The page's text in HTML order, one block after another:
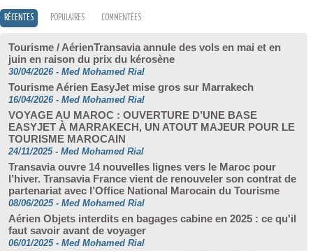
RÉCENTES POPULAIRES COMMENTÉES
Tourisme / AérienTransavia annule des vols en mai et en
juin en raison du prix du kérosène
30/04/2026 - Med Mohamed Rial
Tourisme Aérien EasyJet mise gros sur Marrakech
16/04/2026 - Med Mohamed Rial
VOYAGE AU MAROC : OUVERTURE D’UNE BASE
EASYJET À MARRAKECH, UN ATOUT MAJEUR POUR LE
TOURISME MAROCAIN
24/11/2025 - Med Mohamed Rial
Transavia ouvre 14 nouvelles lignes vers le Maroc pour
l’hiver. Transavia France vient de renouveler son contrat de
partenariat avec l’Office National Marocain du Tourisme
08/06/2025 - Med Mohamed Rial
Aérien Objets interdits en bagages cabine en 2025 : ce qu'il
faut savoir avant de voyager
06/01/2025 - Med Mohamed Rial